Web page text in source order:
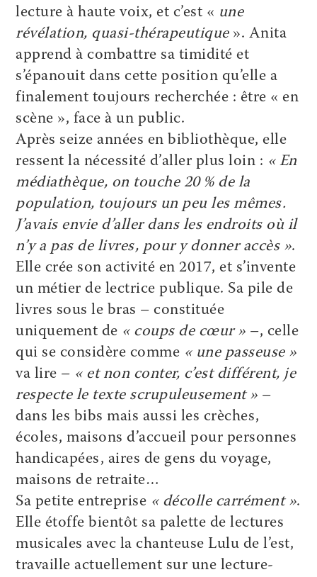
lecture à haute voix, et c’est « une
révélation, quasi-­thérapeutique». Anita
apprend à combattre sa timidité et
s’épanouit dans cette position qu’elle a
finalement toujours recherchée : être « en
scène », face à un public.
Après seize années en bibliothèque, elle
ressent la nécessité d’aller plus loin : « En
médiathèque, on touche 20 % de la
population, toujours un peu les mêmes.
J’avais envie d’aller dans les endroits où il
n’y a pas de livres, pour y donner accès ».
Elle crée son activité en 2017, et s’invente
un métier de lectrice publique. Sa pile de
livres sous le bras – constituée
uniquement de « coups de cœur » –, celle
qui se considère comme « une passeuse »
va lire – « et non conter, c’est différent, je
respecte le texte scrupuleusement » –
dans les bibs mais aussi les crèches,
écoles, maisons d’accueil pour personnes
handicapées, aires de gens du voyage,
maisons de retraite…
Sa petite entreprise « décolle carrément ».
Elle étoffe bientôt sa palette de lectures
musicales avec la chanteuse Lulu de l’est,
travaille actuellement sur une ­lecture-